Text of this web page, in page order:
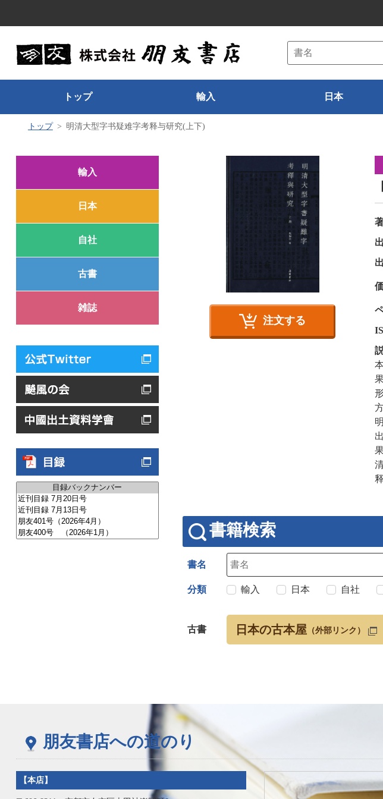
トップ 輸入 日本
トップ 明清大型字书疑难字考释与研究(上下)
輸入
日本
自社
古書
雑誌
注文する
書籍検索
書名
分類 輸入 日本 自社
古書 日本の古本屋 （外部リンク）
朋友書店への道のり
【本店】